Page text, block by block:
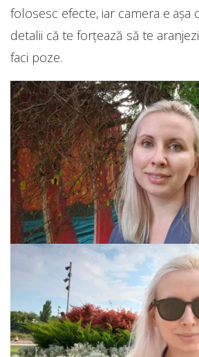
folosesc efecte, iar camera e așa
detalii că te forțează să te
faci poze.